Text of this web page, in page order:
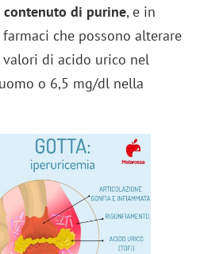
di purine, e in
che possono alterare
di acido urico nel
o 6,5 mg/dl nella